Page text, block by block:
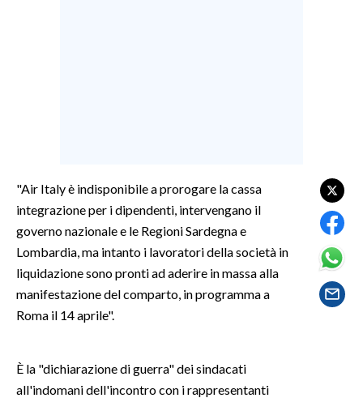
SPETTACOLI
GOSSIP
SARDEGNA TURISMO
SARDI NEL MONDO
NOTIZIE
"Air Italy è indisponibile a prorogare la cassa
integrazione per i dipendenti, intervengano il
governo nazionale e le Regioni Sardegna e
Lombardia, ma intanto i lavoratori della società in
liquidazione sono pronti ad aderire in massa alla
manifestazione del comparto, in programma a
Roma il 14 aprile".
È la "dichiarazione di guerra" dei sindacati
all'indomani dell'incontro con i rappresentanti